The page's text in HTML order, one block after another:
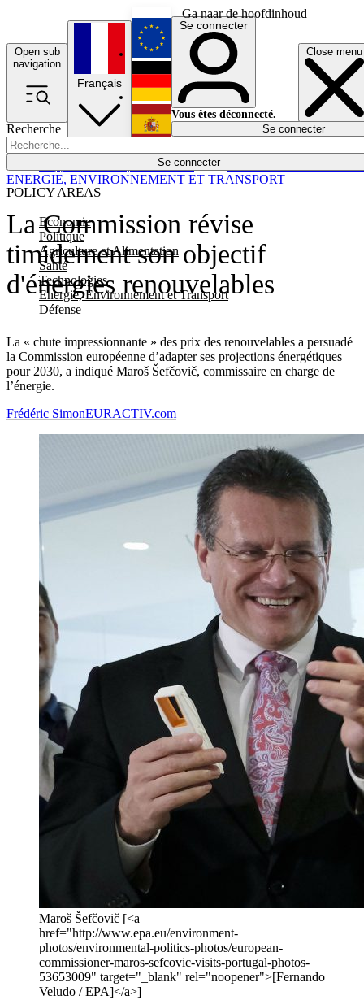
Ga naar de hoofdinhoud
Open sub
navigation
Close menu
Recherche
Se connecter
POLICY AREAS
Economie
Politique
Agriculture et Alimentation
Santé
Technologies
Energie, Environnement et Transport
Défense
Économie
Français
English
Deutsch
Español
Se connecter
Vous êtes déconnecté.
Se connecter
La Commission révise
timidement son objectif
d'énergies renouvelables
La « chute impressionnante » des prix des renouvelables a persuadé
la Commission européenne d’adapter ses projections énergétiques
pour 2030, a indiqué Maroš Šefčovič, commissaire en charge de
l’énergie.
ENERGIE, ENVIRONNEMENT ET TRANSPORT
Frédéric SimonEURACTIV.com
Maroš Šefčovič [<a
href="http://www.epa.eu/environment-
photos/environmental-politics-photos/european-
commissioner-maros-sefcovic-visits-portugal-photos-
53653009" target="_blank" rel="noopener">[Fernando
Veludo / EPA]</a>]